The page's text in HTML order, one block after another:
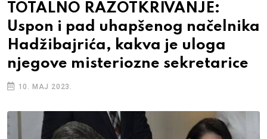
TOTALNO RAZOTKRIVANJE:
Uspon i pad uhapšenog načelnika
Hadžibajrića, kakva je uloga
njegove misteriozne sekretarice
10. MAJ 2023.